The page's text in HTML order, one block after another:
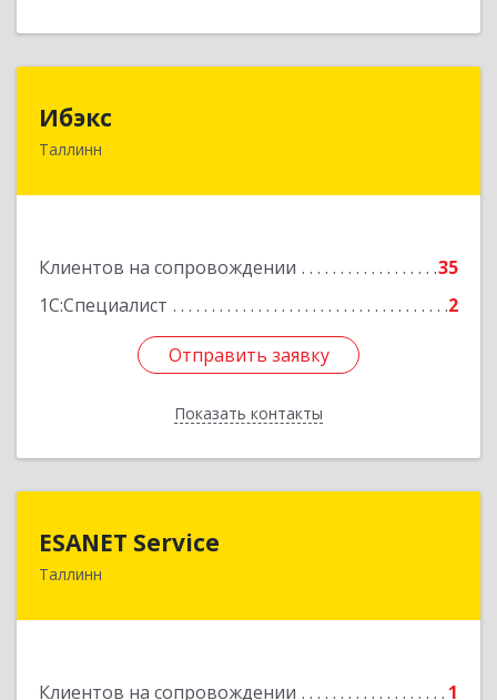
Ибэкс
Таллинн
Клиентов на сопровождении
35
1С:Специалист
2
Отправить заявку
Показать контакты
Таллин, 13522, ул. Вабаыхумуузеуми, 5/II - 37
Отправить заявку
Назад
ESANET Serviсe
Таллинн
Клиентов на сопровождении 1